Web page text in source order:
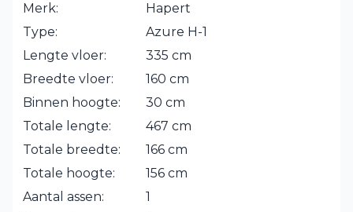
Merk:
Hapert
Type:
Azure H-1
Lengte vloer:
335 cm
Breedte vloer:
160 cm
Binnen hoogte:
30 cm
Totale lengte:
467 cm
Totale breedte:
166 cm
Totale hoogte:
156 cm
Aantal assen:
1